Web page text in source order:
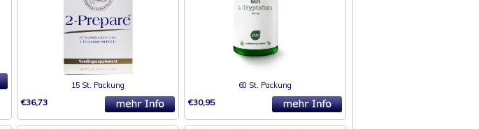
15 St. Packung
€36,73
60 St. Packung
€30,95